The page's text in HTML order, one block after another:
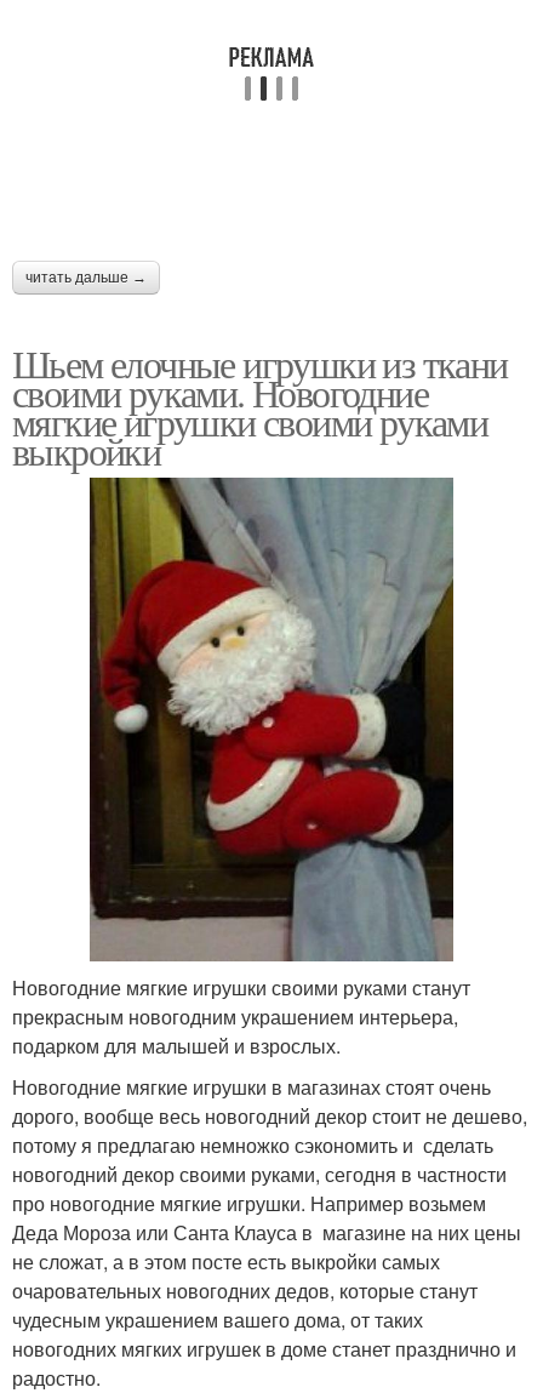
читать дальше →
Шьем елочные игрушки из ткани
своими руками. Новогодние
мягкие игрушки своими руками
выкройки
Новогодние мягкие игрушки своими руками станут
прекрасным новогодним украшением интерьера,
подарком для малышей и взрослых.
Новогодние мягкие игрушки в магазинах стоят очень
дорого, вообще весь новогодний декор стоит не дешево,
потому я предлагаю немножко сэкономить и сделать
новогодний декор своими руками, сегодня в частности
про новогодние мягкие игрушки. Например возьмем
Деда Мороза или Санта Клауса в магазине на них цены
не сложат, а в этом посте есть выкройки самых
очаровательных новогодних дедов, которые станут
чудесным украшением вашего дома, от таких
новогодних мягких игрушек в доме станет празднично и
радостно.